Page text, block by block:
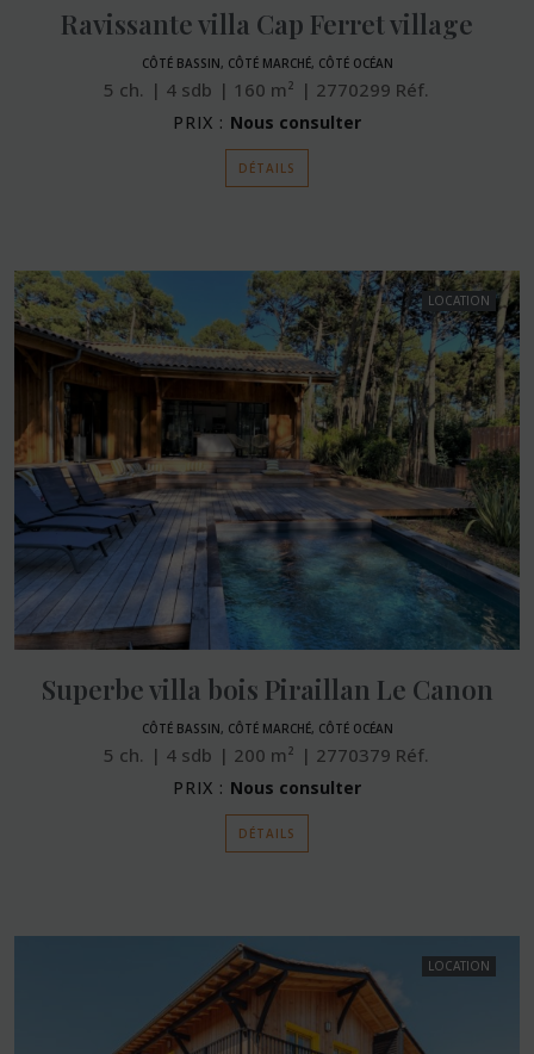
Ravissante villa Cap Ferret village
CÔTÉ BASSIN, CÔTÉ MARCHÉ, CÔTÉ OCÉAN
5 ch. 4 sdb 160 m² 2770299 Réf.
PRIX : Nous consulter
DÉTAILS
LOCATION
Superbe villa bois Piraillan Le Canon
CÔTÉ BASSIN, CÔTÉ MARCHÉ, CÔTÉ OCÉAN
5 ch. 4 sdb 200 m² 2770379 Réf.
PRIX : Nous consulter
DÉTAILS
LOCATION